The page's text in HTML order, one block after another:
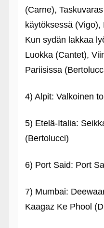
(Carne),
käytöksessä
Kun sydän lakkaa
Luokka (Cantet),
Pariisissa
4) Alpit: Valkoinen
5) Etelä-Italia:
(Bertolucci)
6) Port Said: Port
7) Mumbai:
Kaagaz Ke Phool